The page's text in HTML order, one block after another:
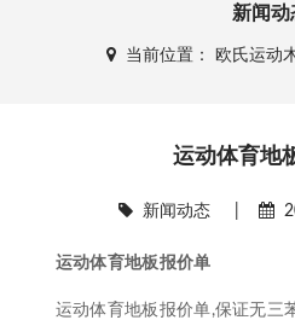
新闻动
当前位置： 欧氏运动
运动体育地
新闻动态
运动体育地板报价单
运动体育地板报价单,保证无三